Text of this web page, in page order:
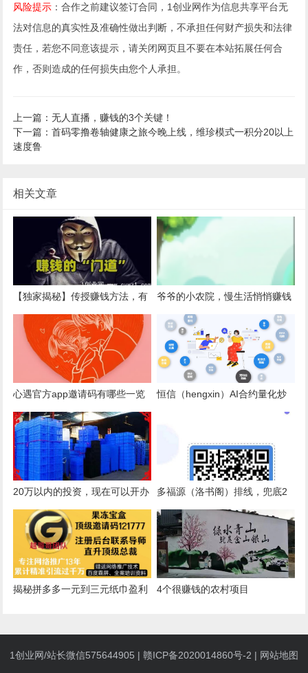
风险提示 ：合作之前建议签订合同，1创业网作为信息共享平台无
法对信息的真实性及准确性做出判断，不承担任何财产损失和法律
责任，若您不同意该提示，请关闭网页且不要在本站拓展任何合
作，否则造成的任何损失由您个人承担。
上一篇：无人直播，赚钱的3个关键！
下一篇：首码零撸卷轴健康之旅今晚上线，维珍模式一积分20以上
速度鲁
相关文章
【独家揭秘】传授赚钱方法，有
爷爷的小农院，慢生活悄悄赚钱
心遇官方app邀请码有哪些一览
(附邀请码填写指南)可以收获优
质内容
恒信（hengxin）AI合约量化炒
20万以内的投资，现在可以开办
哪些很赚钱的加工厂？
多福源（洛书阁）排线，兜底2
星
揭秘拼多多一元到三元纸巾盈利
4个很赚钱的农村项目
1创业网/站长微信575644905 | 赣ICP备2020014860号-2 | 网站地图